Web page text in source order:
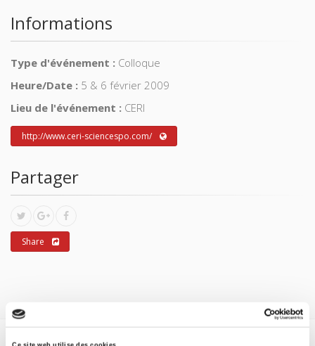
Informations
Type d'événement : Colloque
Heure/Date : 5 & 6 février 2009
Lieu de l'événement : CERI
http://www.ceri-sciencespo.com/
Partager
Share